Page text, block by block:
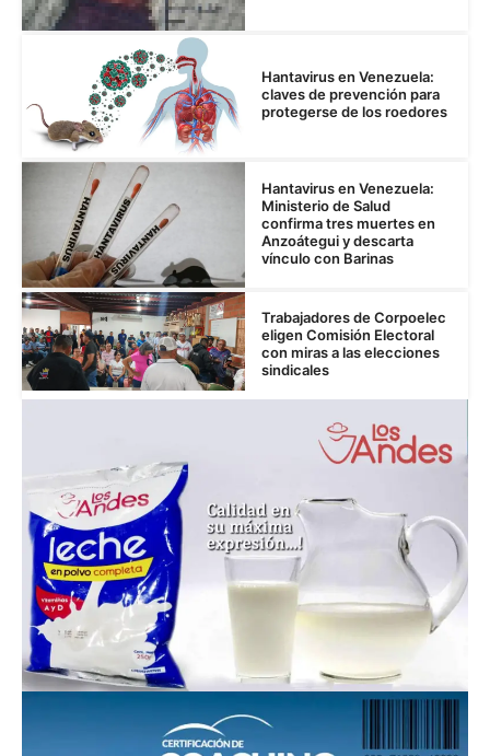
Hantavirus en Venezuela:
claves de prevención para
protegerse de los roedores
Hantavirus en Venezuela:
Ministerio de Salud
confirma tres muertes en
Anzoátegui y descarta
vínculo con Barinas
Trabajadores de Corpoelec
eligen Comisión Electoral
con miras a las elecciones
sindicales